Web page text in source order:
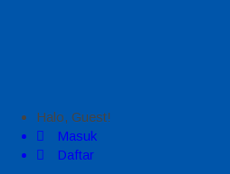
Halo, Guest!
Masuk
Daftar